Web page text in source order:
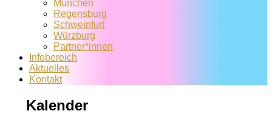
München
Regensburg
Schweinfurt
Würzburg
Partner*innen
Infobereich
Aktuelles
Kontakt
Kalender